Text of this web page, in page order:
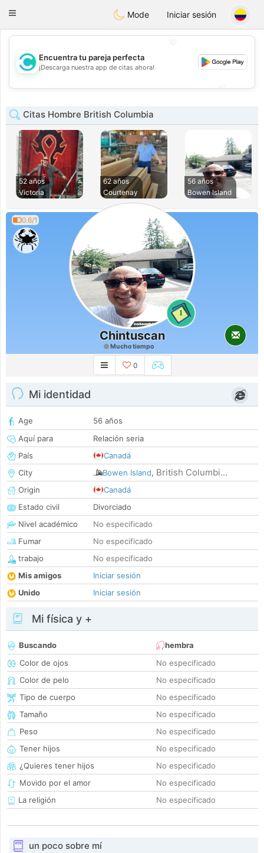
olombiaCitas
Toggle
Mode Iniciar sesión
💖
💕
Encuentra tu pareja perfecta
¡Descarga nuestra app de citas ahora!
Citas Hombre British Columbia
52 años
Victoria
62 años
Courtenay
56 años
Bowen Island
0.6/1
1
Chintuscan
Mucho tiempo
0
Mi identidad
Age
56 años
Aquí para
Relación seria
País
Canadá
City
Bowen Island, British Columbi...
Origin
Canadá
Estado civil
Divorciado
Nivel académico
No especificado
Fumar
No especificado
trabajo
No especificado
Mis amigos
Iniciar sesión
Unido
Iniciar sesión
Mi física y +
Buscando
hembra
Color de ojos
No especificado
Color de pelo
No especificado
Tipo de cuerpo
No especificado
Tamaño
No especificado
Peso
No especificado
Tener hijos
No especificado
¿Quieres tener hijos
No especificado
Movido por el amor
No especificado
La religión
No especificado
un poco sobre mí